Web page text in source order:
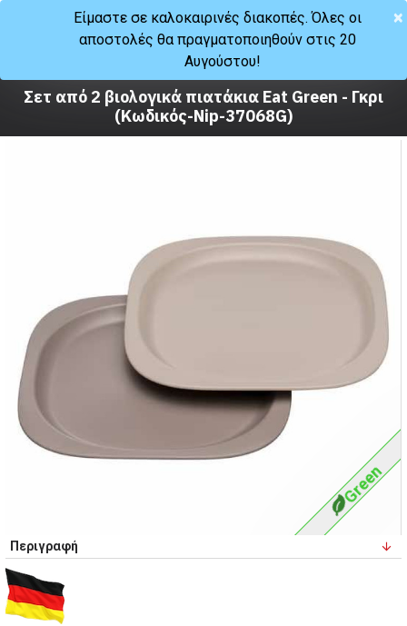
Φαγητό Σκεύη φαγητού
Σετ από 2 βιολογικά πιατάκια Eat Green - Γκρι
(Κωδικός-Nip-37068G)
Green
Περιγραφή
×
Είμαστε σε καλοκαιρινές διακοπές. Όλες οι
αποστολές θα πραγματοποιηθούν στις 20
Αυγούστου!